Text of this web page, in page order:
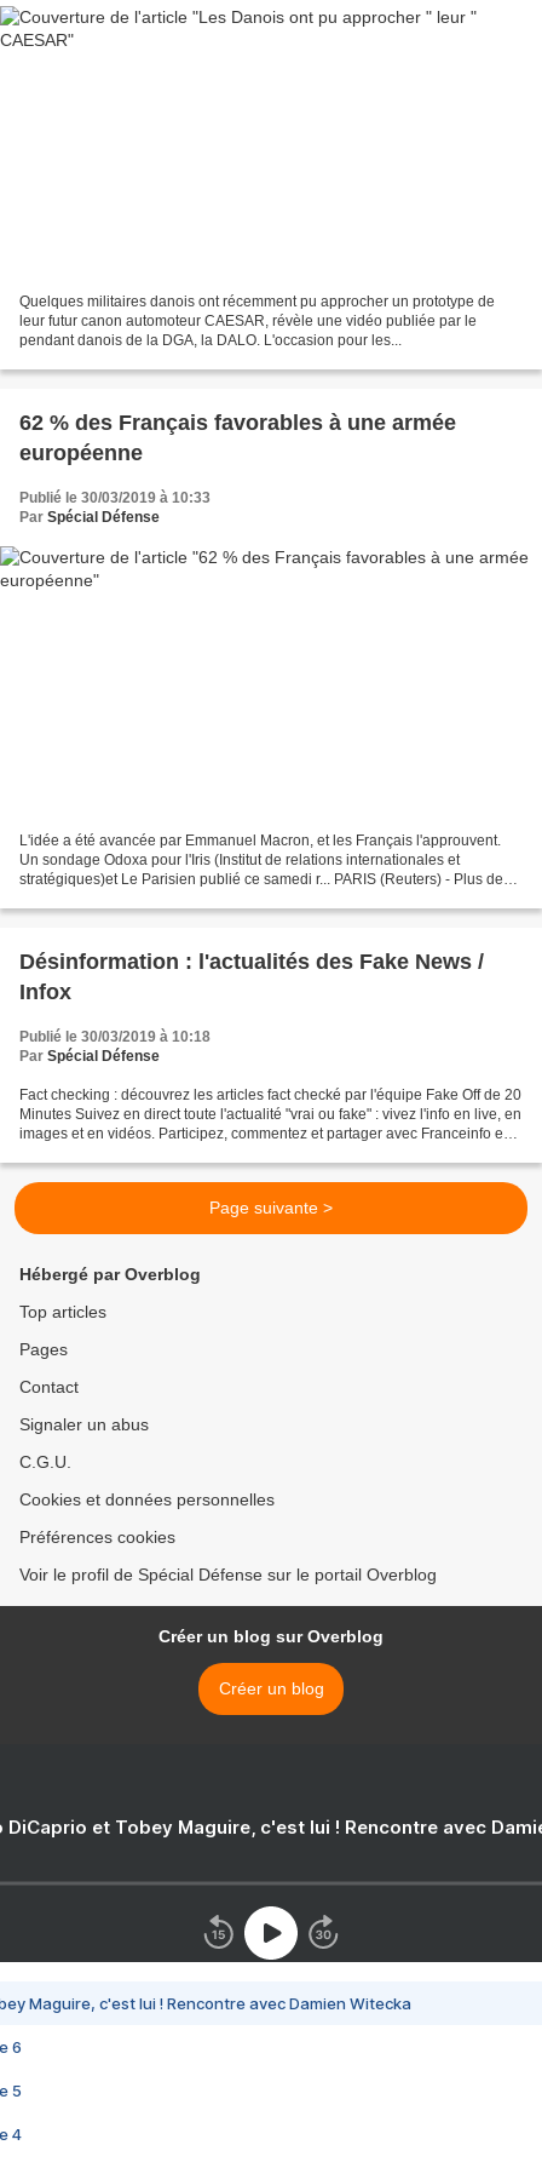
Quelques militaires danois ont récemment pu approcher un prototype de
leur futur canon automoteur CAESAR, révèle une vidéo publiée par le
pendant danois de la DGA, la DALO. L'occasion pour les...
62 % des Français favorables à une armée
européenne
Publié le 30/03/2019 à 10:33
Par Spécial Défense
L'idée a été avancée par Emmanuel Macron, et les Français l'approuvent.
Un sondage Odoxa pour l'Iris (Institut de relations internationales et
stratégiques)et Le Parisien publié ce samedi r... PARIS (Reuters) - Plus de
Désinformation : l'actualités des Fake News /
Infox
Publié le 30/03/2019 à 10:18
Par Spécial Défense
Fact checking : découvrez les articles fact checké par l'équipe Fake Off de 20
Minutes Suivez en direct toute l'actualité "vrai ou fake" : vivez l'info en live, en
images et en vidéos. Participez, commentez et partager avec Franceinfo en
Page suivante >
Hébergé par Overblog
Top articles
Pages
Contact
Signaler un abus
C.G.U.
Cookies et données personnelles
Préférences cookies
Voir le profil de Spécial Défense sur le portail Overblog
Créer un blog sur Overblog
Créer un blog
DiCaprio et Tobey Maguire, c'est lui ! Rencontre avec
Maguire, c'est lui ! Rencontre avec Damien Witecka
6
5
4